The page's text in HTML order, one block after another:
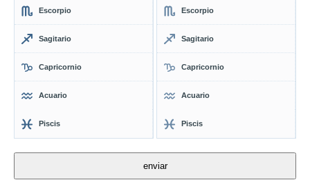
Escorpio
Sagitario
Capricornio
Acuario
Piscis
Escorpio
Sagitario
Capricornio
Acuario
Piscis